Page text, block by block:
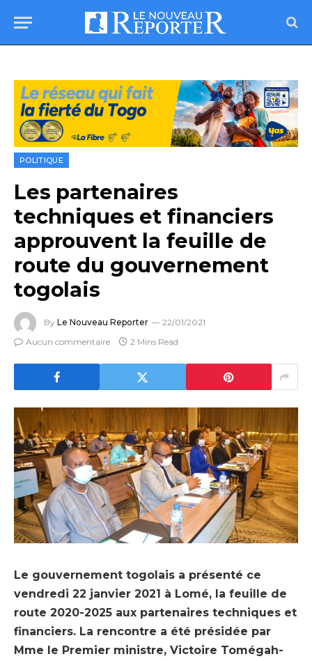
POLITIQUE
Les partenaires
techniques et financiers
approuvent la feuille de
route du gouvernement
togolais
By Le Nouveau Reporter
22/01/2021
Aucun commentaire
2 Mins Read
Le gouvernement togolais a présenté ce
vendredi 22 janvier 2021 à Lomé, la feuille de
route 2020-2025 aux partenaires techniques et
financiers. La rencontre a été présidée par
Mme le Premier ministre, Victoire Tomégah-